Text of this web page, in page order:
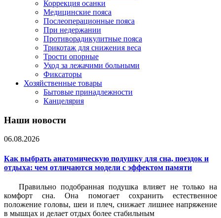
Коррекция осанки
Медицинские пояса
Послеоперационные пояса
При недержании
Противорадикулитные пояса
Трикотаж для снижения веса
Трости опорные
Уход за лежачими больными
Фиксаторы
Хозяйственные товары
Бытовые принадлежности
Канцелярия
Наши новости
06.08.2026
Как выбрать анатомическую подушку для сна, поездок и
отдыха: чем отличаются модели с эффектом памяти
Правильно подобранная подушка влияет не только на
комфорт сна. Она помогает сохранить естественное
положение головы, шеи и плеч, снижает лишнее напряжение
в мышцах и делает отдых более стабильным